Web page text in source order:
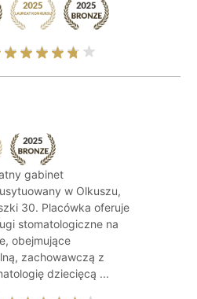
gabinet
w Olkuszu,
30. Placówka oferuje
stomatologiczne na
obejmujące
zachowawczą z
dziecięcą ...